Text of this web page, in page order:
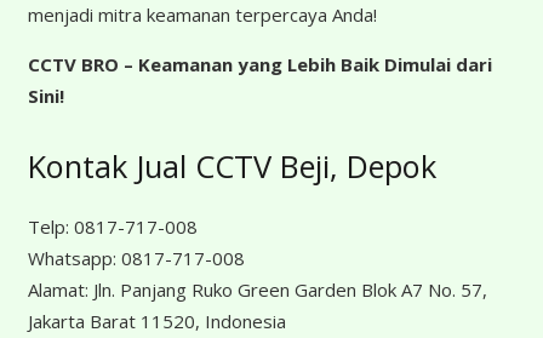
menjadi mitra keamanan terpercaya Anda!
CCTV BRO – Keamanan yang Lebih Baik Dimulai dari
Sini!
Kontak Jual CCTV Beji, Depok
Telp: 0817-717-008
Whatsapp: 0817-717-008
Alamat: Jln. Panjang Ruko Green Garden Blok A7 No. 57,
Jakarta Barat 11520, Indonesia